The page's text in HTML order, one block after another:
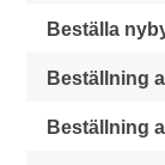
Beställa
Beställning
Beställning